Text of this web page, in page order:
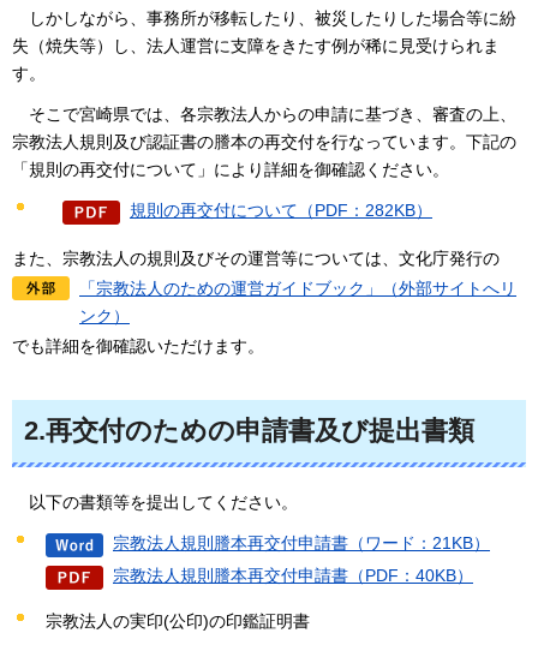
しかしながら、事務所が移転したり、被災したりした場合等に紛
失（焼失等）し、法人運営に支障をきたす例が稀に見受けられま
す。
そこで宮崎県では、各宗教法人からの申請に基づき、審査の上、
宗教法人規則及び認証書の謄本の再交付を行なっています。下記の
「規則の再交付について」により詳細を御確認ください。
規則の再交付について（PDF：282KB）
また、宗教法人の規則及びその運営等については、文化庁発行の
「宗教法人のための運営ガイドブック」（外部サイトへリ
ンク）
でも詳細を御確認いただけます。
2.再交付のための申請書及び提出書類
以下の書類等を提出してください。
宗教法人規則謄本再交付申請書（ワード：21KB）
宗教法人規則謄本再交付申請書（PDF：40KB）
宗教法人の実印(公印)の印鑑証明書